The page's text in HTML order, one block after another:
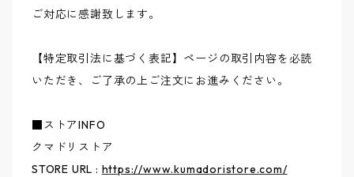
ご対応に感謝致します。
【特定取引法に基づく表記】ページの取引内容を必読
いただき、ご了承の上ご注文にお進みください。
■ストアINFO
クマドリストア
STORE URL : https://www.kumadoristore.com/